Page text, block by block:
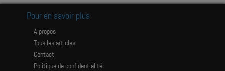
Pour en savoir plus
A propos
Tous les articles
Contact
Politique de confidentialité